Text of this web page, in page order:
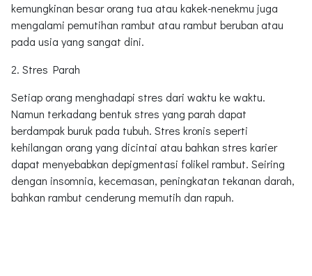
kemungkinan besar orang tua atau kakek-nenekmu juga
mengalami pemutihan rambut atau rambut beruban atau
pada usia yang sangat dini.
2. Stres Parah
Setiap orang menghadapi stres dari waktu ke waktu.
Namun terkadang bentuk stres yang parah dapat
berdampak buruk pada tubuh. Stres kronis seperti
kehilangan orang yang dicintai atau bahkan stres karier
dapat menyebabkan depigmentasi folikel rambut. Seiring
dengan insomnia, kecemasan, peningkatan tekanan darah,
bahkan rambut cenderung memutih dan rapuh.